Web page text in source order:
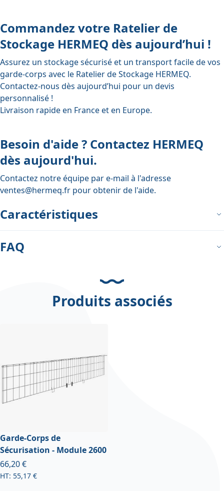
Commandez votre Ratelier de
Stockage HERMEQ dès aujourd’hui !
Assurez un stockage sécurisé et un transport facile de vos
garde-corps avec le Ratelier de Stockage HERMEQ.
Contactez-nous dès aujourd’hui pour un devis
personnalisé !
Livraison rapide en France et en Europe.
Besoin d'aide ? Contactez HERMEQ
dès aujourd'hui.
Contactez notre équipe par e-mail à l'adresse
ventes@hermeq.fr pour obtenir de l'aide.
Caractéristiques
FAQ
Produits associés
Garde-Corps de
Sécurisation - Module 2600
À partir de
66,20 €
55,17 €